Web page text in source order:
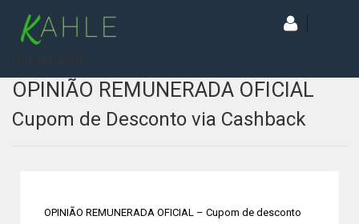
OPINIÃO REMUNERADA OFICIAL
Cupom de Desconto via Cashback
OPINIÃO REMUNERADA OFICIAL – Cupom de desconto